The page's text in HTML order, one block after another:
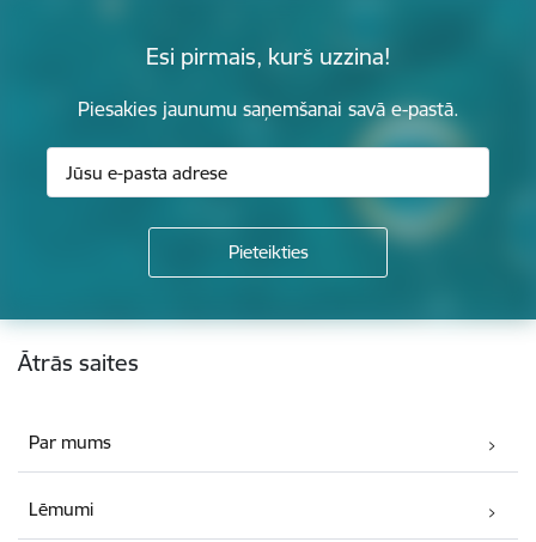
Esi pirmais, kurš uzzina!
Piesakies jaunumu saņemšanai savā e-pastā.
Kājene
Ātrās saites
Par mums
Lēmumi